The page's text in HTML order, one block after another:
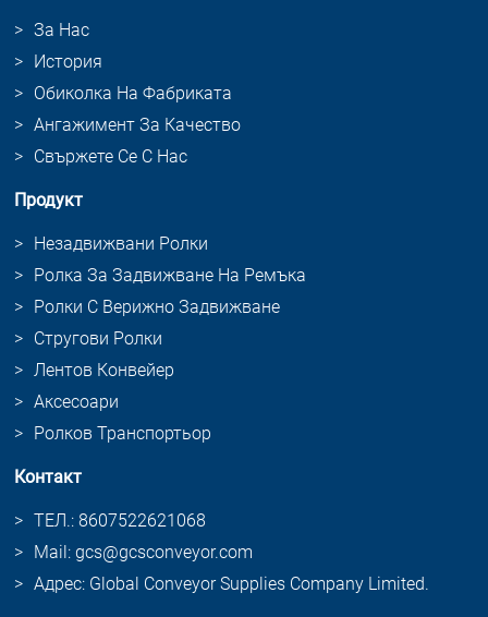
За Нас
История
Обиколка На Фабриката
Ангажимент За Качество
Свържете Се С Нас
Продукт
Незадвижвани Ролки
Ролка За Задвижване На Ремъка
Ролки С Верижно Задвижване
Стругови Ролки
Лентов Конвейер
Аксесоари
Ролков Транспортьор
Контакт
ТЕЛ.: 8607522621068
Mail: gcs@gcsconveyor.com
Адрес: Global Conveyor Supplies Company Limited.